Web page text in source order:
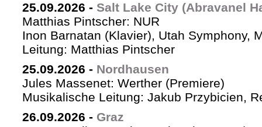
25.09.2026 - Salt Lake City (Abravanel
Matthias Pintscher: NUR
Inon Barnatan (Klavier), Utah Symphony,
Leitung: Matthias Pintscher
25.09.2026 - Nordhausen
Jules Massenet: Werther (Premiere)
Musikalische Leitung: Jakub Przybicien,
26.09.2026 - Graz